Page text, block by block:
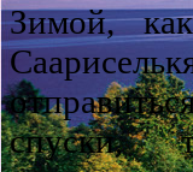
Зимой,
спуски,